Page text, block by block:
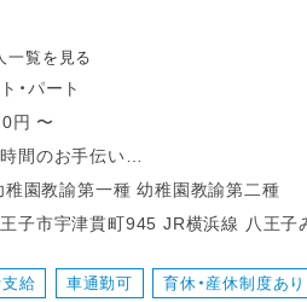
一覧を見る
・パート
円 〜
間のお手伝い
つの時間の準備
遊びの見守り
お片付け
保育士 幼稚園教諭第一種 幼稚園教諭第二種
JR横浜線 八王子みなみ野駅 横浜線八王子みなみ野駅
給 車通勤可 育休・産休制度あり